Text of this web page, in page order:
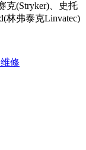
克(Stryker)、史托
林弗泰克Linvatec)
修